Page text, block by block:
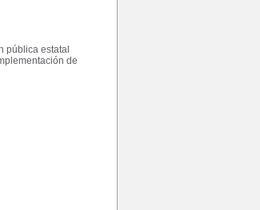
pública estatal
de